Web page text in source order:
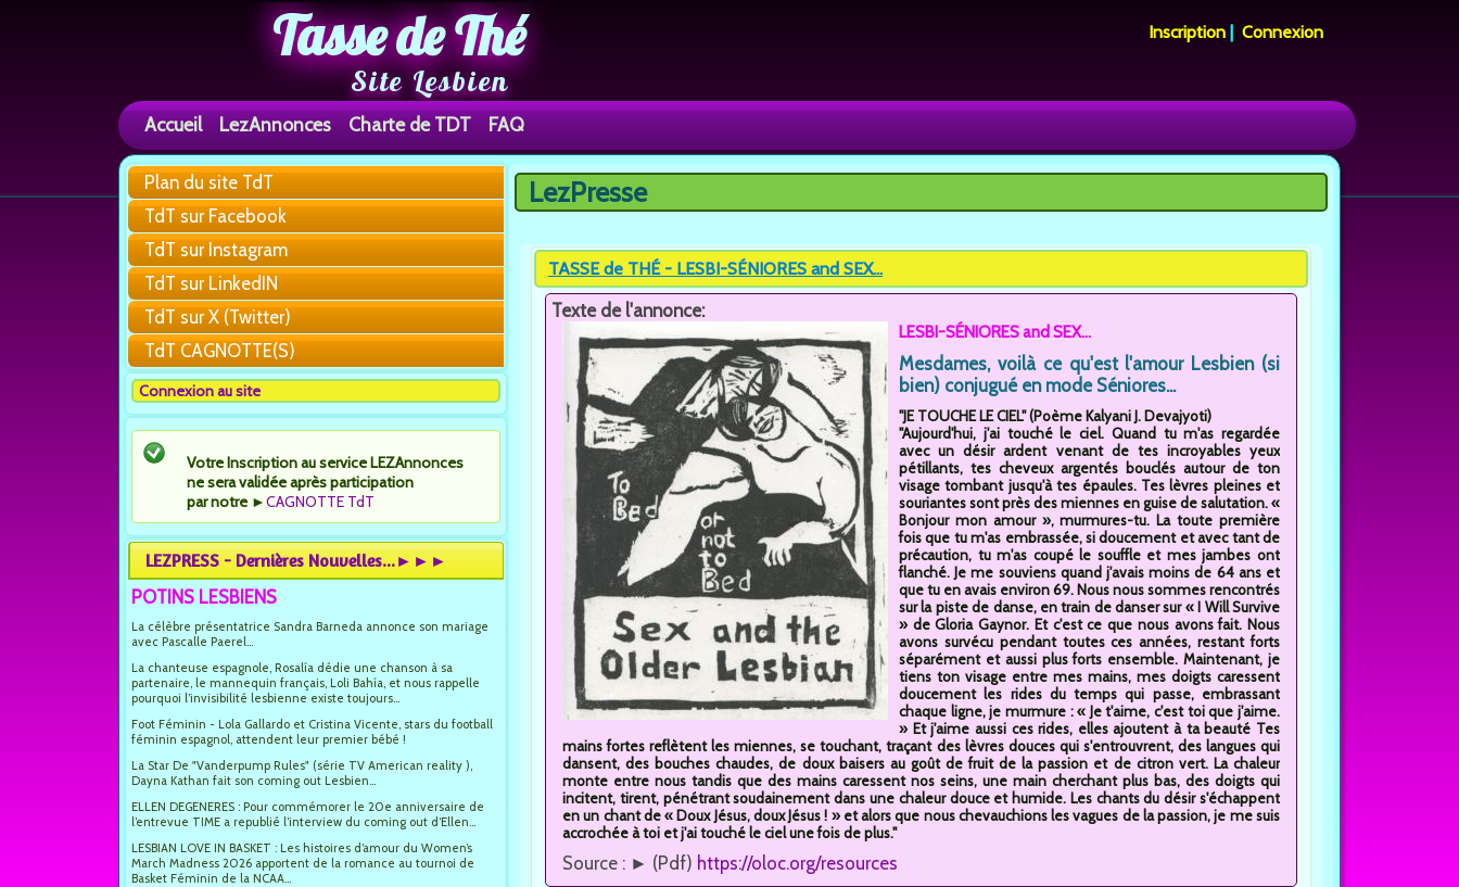
Tasse de Thé
Site Lesbien
Inscription |Connexion
Accueil LezAnnonces Charte de TDT FAQ
Plan du site TdT
TdT sur Facebook
TdT sur Instagram
TdT sur LinkedIN
TdT sur X (Twitter)
TdT CAGNOTTE(S)
Connexion au site
Votre Inscription au service LEZAnnonces
ne sera validée après participation
par notre ►CAGNOTTE TdT
LEZPRESS - Dernières Nouvelles...►►►
POTINS LESBIENS
La célèbre présentatrice Sandra Barneda annonce son mariage
avec Pascalle Paerel...
La chanteuse espagnole, Rosalía dédie une chanson à sa
partenaire, le mannequin français, Loli Bahía, et nous rappelle
pourquoi l’invisibilité lesbienne existe toujours...
Foot Féminin - Lola Gallardo et Cristina Vicente, stars du football
féminin espagnol, attendent leur premier bébé !
La Star De "Vanderpump Rules" (série TV American reality ),
Dayna Kathan fait son coming out Lesbien...
ELLEN DEGENERES : Pour commémorer le 20e anniversaire de
l’entrevue TIME a republié l’interview du coming out d’Ellen...
LESBIAN LOVE IN BASKET : Les histoires d’amour du Women’s
March Madness 2026 apportent de la romance au tournoi de
Basket Féminin de la NCAA...
Vous êtes ici
LezPresse
TASSE de THÉ - LESBI-SÉNIORES and SEX...
Texte de l'annonce:
LESBI-SÉNIORES and SEX...
Mesdames, voilà ce qu'est l'amour Lesbien (si
bien) conjugué en mode Séniores...
"JE TOUCHE LE CIEL" (Poème Kalyani J. Devajyoti)
"Aujourd'hui, j'ai touché le ciel. Quand tu m'as regardée
avec un désir ardent venant de tes incroyables yeux
pétillants, tes cheveux argentés bouclés autour de ton
visage tombant jusqu'à tes épaules. Tes lèvres pleines et
souriantes sont près des miennes en guise de salutation. «
Bonjour mon amour », murmures-tu. La toute première
fois que tu m'as embrassée, si doucement et avec tant de
précaution, tu m'as coupé le souffle et mes jambes ont
flanché. Je me souviens quand j'avais moins de 64 ans et
que tu en avais environ 69. Nous nous sommes rencontrés
sur la piste de danse, en train de danser sur « I Will Survive
» de Gloria Gaynor. Et c'est ce que nous avons fait. Nous
avons survécu pendant toutes ces années, restant forts
séparément et aussi plus forts ensemble. Maintenant, je
tiens ton visage entre mes mains, mes doigts caressent
doucement les rides du temps qui passe, embrassant
chaque ligne, je murmure : « Je t'aime, c'est toi que j'aime.
» Et j'aime aussi ces rides, elles ajoutent à ta beauté Tes
mains fortes reflètent les miennes, se touchant, traçant des lèvres douces qui s'entrouvrent, des langues qui
dansent, des bouches chaudes, de doux baisers au goût de fruit de la passion et de citron vert. La chaleur
monte entre nous tandis que des mains caressent nos seins, une main cherchant plus bas, des doigts qui
incitent, tirent, pénétrant soudainement dans une chaleur douce et humide. Les chants du désir s'échappent
en un chant de « Doux Jésus, doux Jésus ! » et alors que nous chevauchions les vagues de la passion, je me suis
accrochée à toi et j'ai touché le ciel une fois de plus."
Source : ► (Pdf) https://oloc.org/resources